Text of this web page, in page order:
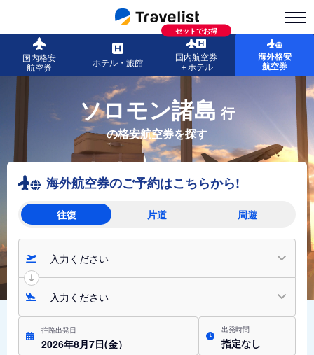
国内格安
航空券
ホテル・旅館
セットでお得
国内航空券
＋ホテル
海外格安
航空券
ソロモン諸島 行
の格安航空券を探す
海外航空券のご予約はこちらから!
往復 片道 周遊
入力ください
入力ください
往路出発日
2026年8月7日(金）
出発時間
指定なし